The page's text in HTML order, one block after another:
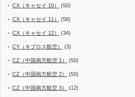
CX（キャセイ 10） (50)
CX（キャセイ 11） (58)
CX（キャセイ 12） (34)
CY（キプロス航空） (3)
CZ（中国南方航空 1） (50)
CZ（中国南方航空 2） (50)
CZ（中国南方航空 3） (12)